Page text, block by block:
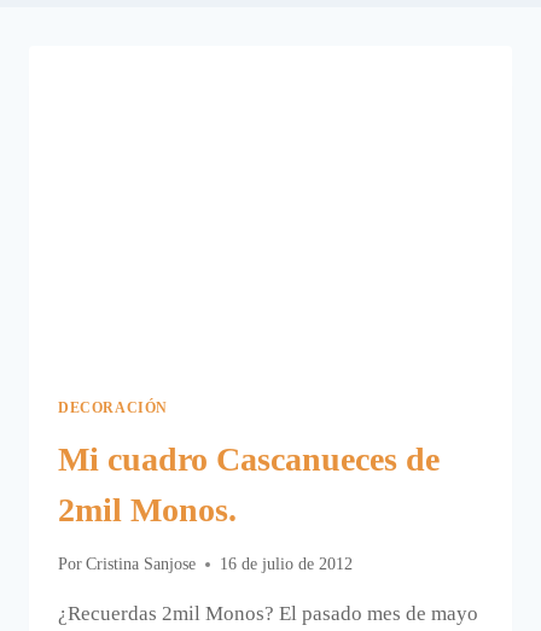
DECORACIÓN
Mi cuadro Cascanueces de
2mil Monos.
Por Cristina Sanjose 16 de julio de 2012
¿Recuerdas 2mil Monos? El pasado mes de mayo